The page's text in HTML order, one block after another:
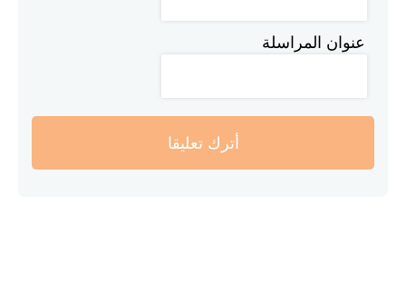
عنوان المراسلة
أترك تعليقا